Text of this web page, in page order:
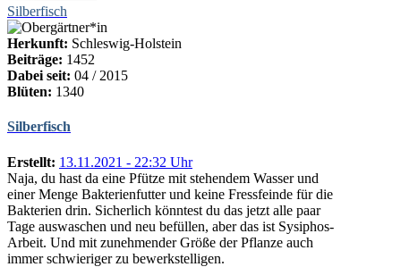
Silberfisch
Herkunft: Schleswig-Holstein
Beiträge: 1452
Dabei seit: 04 / 2015
Blüten: 1340
Silberfisch
Erstellt: 13.11.2021 - 22:32 Uhr
Naja, du hast da eine Pfütze mit stehendem Wasser und
einer Menge Bakterienfutter und keine Fressfeinde für die
Bakterien drin. Sicherlich könntest du das jetzt alle paar
Tage auswaschen und neu befüllen, aber das ist Sysiphos-
Arbeit. Und mit zunehmender Größe der Pflanze auch
immer schwieriger zu bewerkstelligen.